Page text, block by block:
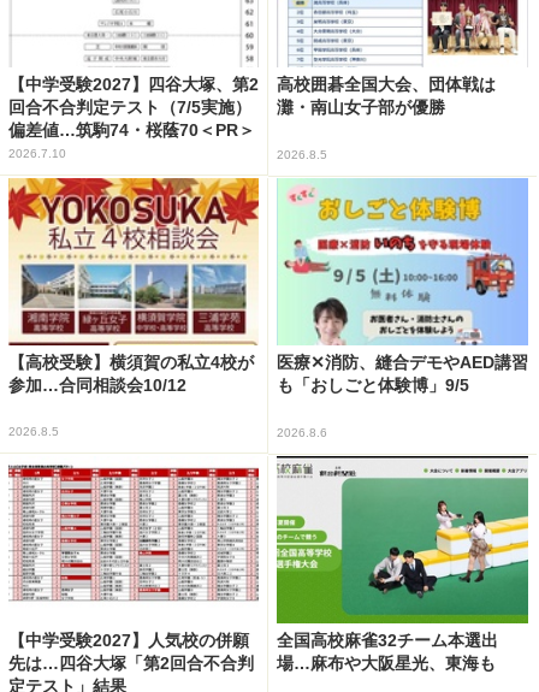
【中学受験2027】四谷大塚、第2
回合不合判定テスト（7/5実施）
偏差値…筑駒74・桜蔭70＜PR＞
2026.7.10
高校囲碁全国大会、団体戦は
灘・南山女子部が優勝
2026.8.5
【高校受験】横須賀の私立4校が
参加…合同相談会10/12
2026.8.5
医療✕消防、縫合デモやAED講習
も「おしごと体験博」9/5
2026.8.6
【中学受験2027】人気校の併願
先は…四谷大塚「第2回合不合判
定テスト」結果
全国高校麻雀32チーム本選出
場…麻布や大阪星光、東海も